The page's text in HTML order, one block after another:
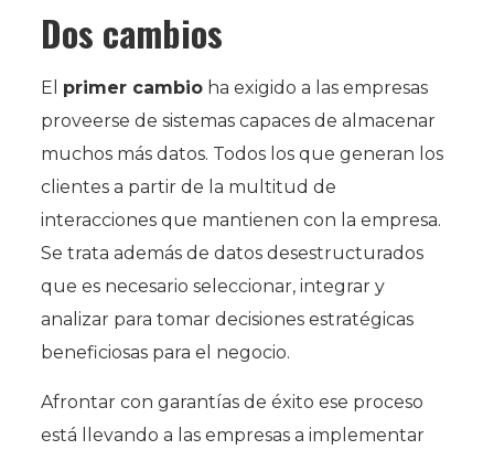
Dos cambios
El primer cambio ha exigido a las empresas
proveerse de sistemas capaces de almacenar
muchos más datos. Todos los que generan los
clientes a partir de la multitud de
interacciones que mantienen con la empresa.
Se trata además de datos desestructurados
que es necesario seleccionar, integrar y
analizar para tomar decisiones estratégicas
beneficiosas para el negocio.
Afrontar con garantías de éxito ese proceso
está llevando a las empresas a implementar